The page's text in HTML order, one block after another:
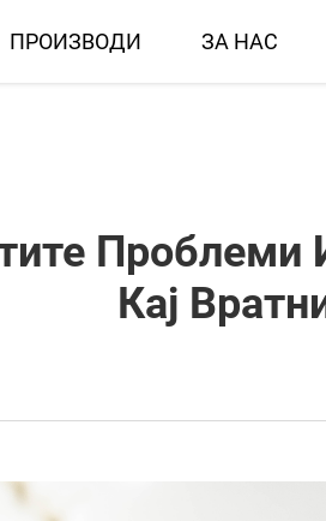
ПРОИЗВОДИ ЗА НАС
Кај